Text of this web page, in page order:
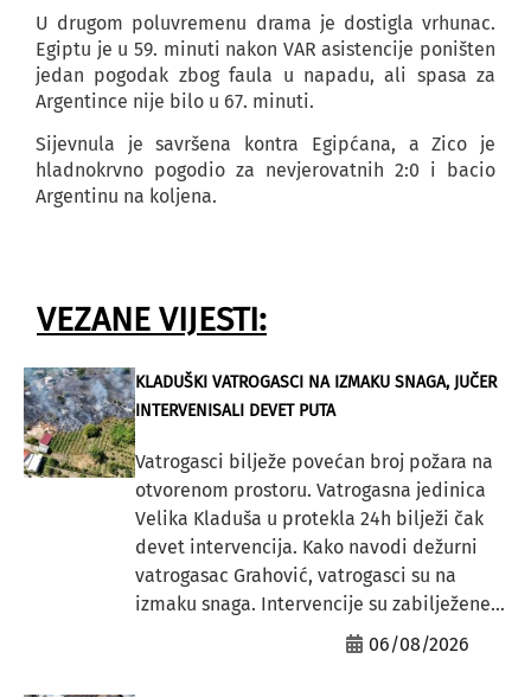
U drugom poluvremenu drama je dostigla vrhunac.
Egiptu je u 59. minuti nakon VAR asistencije poništen
jedan pogodak zbog faula u napadu, ali spasa za
Argentince nije bilo u 67. minuti.
Sijevnula je savršena kontra Egipćana, a Zico je
hladnokrvno pogodio za nevjerovatnih 2:0 i bacio
Argentinu na koljena.
VEZANE VIJESTI:
KLADUŠKI VATROGASCI NA IZMAKU SNAGA, JUČER
INTERVENISALI DEVET PUTA
Vatrogasci bilježe povećan broj požara na
otvorenom prostoru. Vatrogasna jedinica
Velika Kladuša u protekla 24h bilježi čak
devet intervencija. Kako navodi dežurni
vatrogasac Grahović, vatrogasci su na
izmaku snaga. Intervencije su zabilježene...
06/08/2026